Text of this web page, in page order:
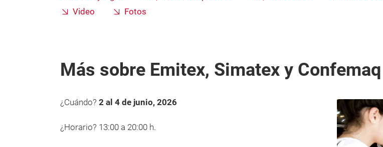
Video
Fotos
Más sobre Emitex, Simatex y Confemaq
¿Cuándo? 2 al 4 de junio, 2026
¿Horario? 13:00 a 20:00 h.